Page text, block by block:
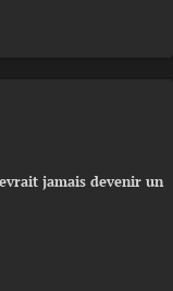
jamais devenir un